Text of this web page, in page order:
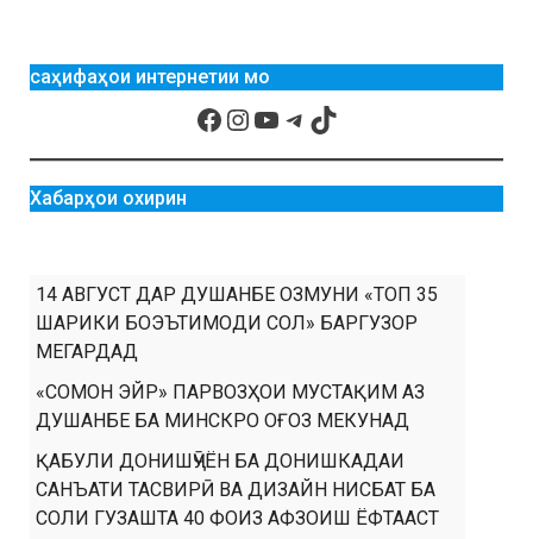
саҳифаҳои интернетии мо
Хабарҳои охирин
14 АВГУСТ ДАР ДУШАНБЕ ОЗМУНИ «ТОП 35
ШАРИКИ БОЭЪТИМОДИ СОЛ» БАРГУЗОР
МЕГАРДАД
«СОМОН ЭЙР» ПАРВОЗҲОИ МУСТАҚИМ АЗ
ДУШАНБЕ БА МИНСКРО ОҒОЗ МЕКУНАД
ҚАБУЛИ ДОНИШҶӮЁН БА ДОНИШКАДАИ
САНЪАТИ ТАСВИРӢ ВА ДИЗАЙН НИСБАТ БА
СОЛИ ГУЗАШТА 40 ФОИЗ АФЗОИШ ЁФТААСТ